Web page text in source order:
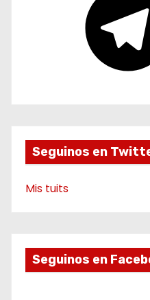
Seguinos en
Mis tuits
Seguinos en